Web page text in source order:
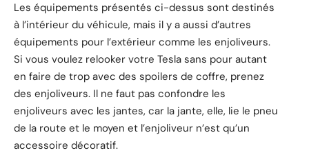
Les équipements présentés ci-dessus sont destinés
à l’intérieur du véhicule, mais il y a aussi d’autres
équipements pour l’extérieur comme les enjoliveurs.
Si vous voulez relooker votre Tesla sans pour autant
en faire de trop avec des spoilers de coffre, prenez
des enjoliveurs. Il ne faut pas confondre les
enjoliveurs avec les jantes, car la jante, elle, lie le pneu
de la route et le moyen et l’enjoliveur n’est qu’un
accessoire décoratif.